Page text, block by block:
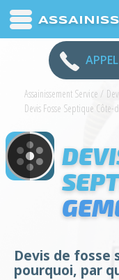
Assainissement Service /
Devis Fosse Septique Côte-
Devis de fosse
pourquoi, par